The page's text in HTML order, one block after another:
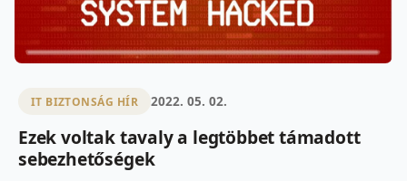
IT BIZTONSÁG HÍR 2022. 05. 02.
Ezek voltak tavaly a legtöbbet támadott
sebezhetőségek